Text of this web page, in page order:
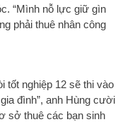
“Mình nỗ lực giữ gìn
phải thuê nhân công
tốt nghiệp 12 sẽ thi vào
đình”, anh Hùng cười
sở thuê các bạn sinh